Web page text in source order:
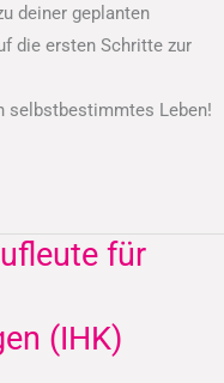
deiner geplanten
die ersten Schritte zur
selbstbestimmtes Leben!
für
(IHK)